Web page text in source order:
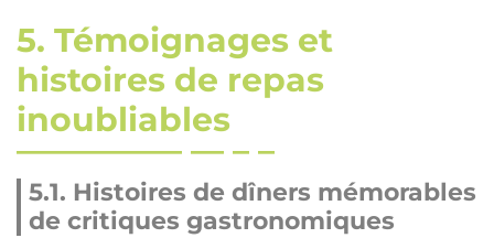
5. Témoignages et
histoires de repas
inoubliables
5.1. Histoires de dîners mémorables
de critiques gastronomiques